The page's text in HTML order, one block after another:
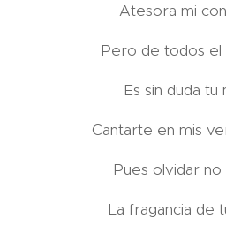
Atesora mi
Pero de todos el
Es sin duda tu
Cantarte en mis
Pues olvidar no
La fragancia de